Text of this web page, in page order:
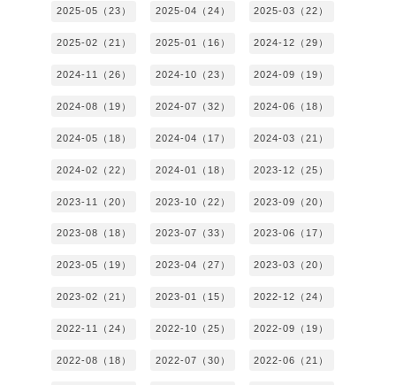
2025-05（23） 2025-04（24） 2025-03（22）
2025-02（21） 2025-01（16） 2024-12（29）
2024-11（26） 2024-10（23） 2024-09（19）
2024-08（19） 2024-07（32） 2024-06（18）
2024-05（18） 2024-04（17） 2024-03（21）
2024-02（22） 2024-01（18） 2023-12（25）
2023-11（20） 2023-10（22） 2023-09（20）
2023-08（18） 2023-07（33） 2023-06（17）
2023-05（19） 2023-04（27） 2023-03（20）
2023-02（21） 2023-01（15） 2022-12（24）
2022-11（24） 2022-10（25） 2022-09（19）
2022-08（18） 2022-07（30） 2022-06（21）